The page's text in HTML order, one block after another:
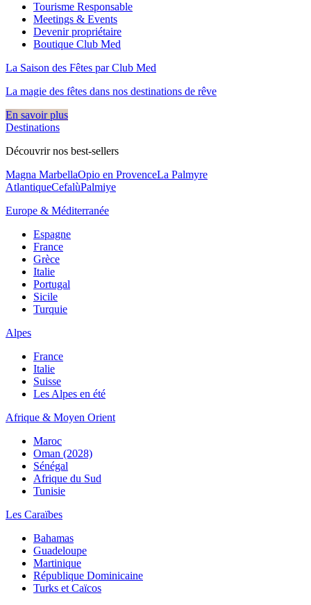
Tourisme Responsable
Meetings & Events
Devenir propriétaire
Boutique Club Med
La Saison des Fêtes par Club Med
La magie des fêtes dans nos destinations de rêve​
En savoir plus
Destinations
Découvrir nos best-sellers
Magna MarbellaOpio en ProvenceLa Palmyre
AtlantiqueCefalùPalmiye
Europe & Méditerranée
Espagne
France
Grèce
Italie
Portugal
Sicile
Turquie
Alpes
France
Italie
Suisse
Les Alpes en été
Afrique & Moyen Orient
Maroc
Oman (2028)
Sénégal
Afrique du Sud
Tunisie
Les Caraïbes
Bahamas
Guadeloupe
Martinique
République Dominicaine
Turks et Caïcos